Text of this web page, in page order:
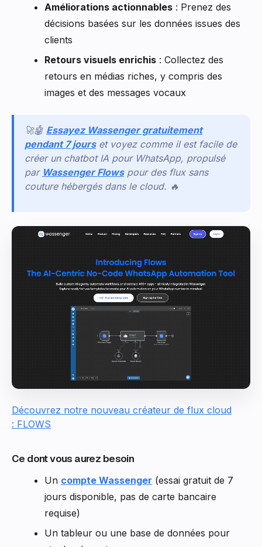
Améliorations actionnables : Prenez des
décisions basées sur les données issues des
clients
Retours visuels enrichis : Collectez des
retours en médias riches, y compris des
images et des messages vocaux
🚀🤖 Essayez Wassenger gratuitement
pendant 7 jours et voyez comme il est facile de
créer un chatbot IA pour WhatsApp, propulsé
par Wassenger Flows pour des flux sans
couture hébergés dans le cloud. 🔥
Découvrez notre nouveau créateur de flux cloud
: FLOWS
Ce dont vous aurez besoin
Un compte Wassenger (essai gratuit de 7
jours disponible, pas de carte bancaire
requise)
Un tableur ou une base de données pour